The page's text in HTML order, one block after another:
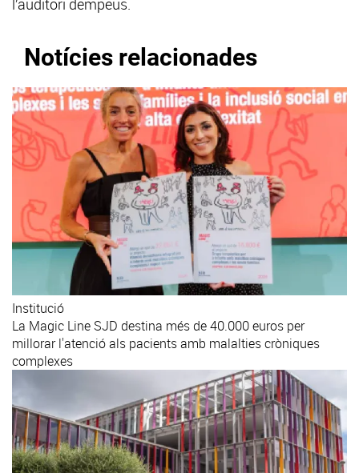
l’auditori dempeus.
Notícies relacionades
Institució
La Magic Line SJD destina més de 40.000 euros per
millorar l'atenció als pacients amb malalties cròniques
complexes